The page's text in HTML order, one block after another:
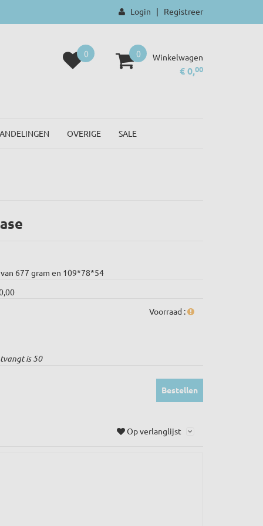
Login | Registreer
0 0 Winkelwagen
€ 0,00
OVERIGE SALE
677 gram en 109*78*54
Voorraad :
is50
Bestellen
Op verlanglijst